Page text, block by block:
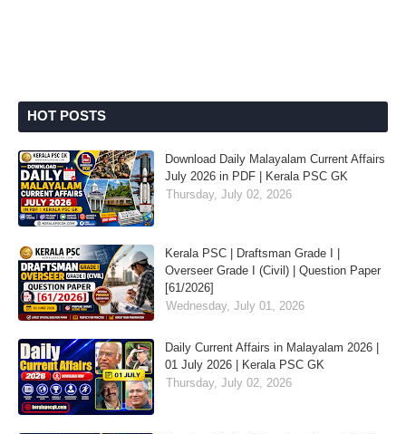
HOT POSTS
Download Daily Malayalam Current Affairs
July 2026 in PDF | Kerala PSC GK
Thursday, July 02, 2026
Kerala PSC | Draftsman Grade I |
Overseer Grade I (Civil) | Question Paper
[61/2026]
Wednesday, July 01, 2026
Daily Current Affairs in Malayalam 2026 |
01 July 2026 | Kerala PSC GK
Thursday, July 02, 2026